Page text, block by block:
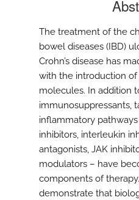
The treatment of the
bowel diseases (IBD)
Crohn’s disease has
with the introduction
molecules. In addition
immunosuppressants,
inflammatory
inhibitors, interleukin
antagonists, JAK
modulators – have
components of
demonstrate that